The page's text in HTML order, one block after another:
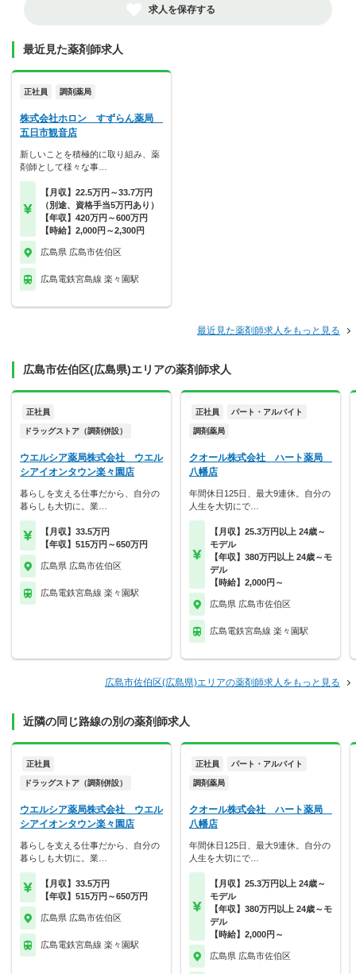
求人を保存する
最近見た薬剤師求人
正社員 調剤薬局
株式会社ホロン すずらん薬局
五日市観音店
新しいことを積極的に取り組み、薬
剤師として様々な事…
【月収】22.5万円～33.7万円
（別途、資格手当5万円あり）
【年収】420万円～600万円
【時給】2,000円～2,300円
広島県 広島市佐伯区
広島電鉄宮島線 楽々園駅
最近見た薬剤師求人をもっと見る
広島市佐伯区(広島県)エリアの薬剤師求人
正社員
ドラッグストア（調剤併設）
ウエルシア薬局株式会社 ウエル
シアイオンタウン楽々園店
暮らしを支える仕事だから、自分の
暮らしも大切に。業…
【月収】33.5万円
【年収】515万円～650万円
広島県 広島市佐伯区
広島電鉄宮島線 楽々園駅
正社員 パート・アルバイト
調剤薬局
クオール株式会社 ハート薬局
八幡店
年間休日125日、最大9連休。自分の
人生を大切にで…
【月収】25.3万円以上 24歳～
モデル
【年収】380万円以上 24歳～モ
デル
【時給】2,000円～
広島県 広島市佐伯区
広島電鉄宮島線 楽々園駅
広島市佐伯区(広島県)エリアの薬剤師求人をもっと見る
近隣の同じ路線の別の薬剤師求人
正社員
ドラッグストア（調剤併設）
ウエルシア薬局株式会社 ウエル
シアイオンタウン楽々園店
暮らしを支える仕事だから、自分の
暮らしも大切に。業…
【月収】33.5万円
【年収】515万円～650万円
広島県 広島市佐伯区
広島電鉄宮島線 楽々園駅
正社員 パート・アルバイト
調剤薬局
クオール株式会社 ハート薬局
八幡店
年間休日125日、最大9連休。自分の
人生を大切にで…
【月収】25.3万円以上 24歳～
モデル
【年収】380万円以上 24歳～モ
デル
【時給】2,000円～
広島県 広島市佐伯区